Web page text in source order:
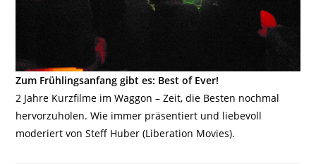
Zum Frühlingsanfang gibt es: Best of Ever!
2 Jahre Kurzfilme im Waggon – Zeit, die Besten nochmal
hervorzuholen. Wie immer präsentiert und liebevoll
moderiert von Steff Huber (Liberation Movies).